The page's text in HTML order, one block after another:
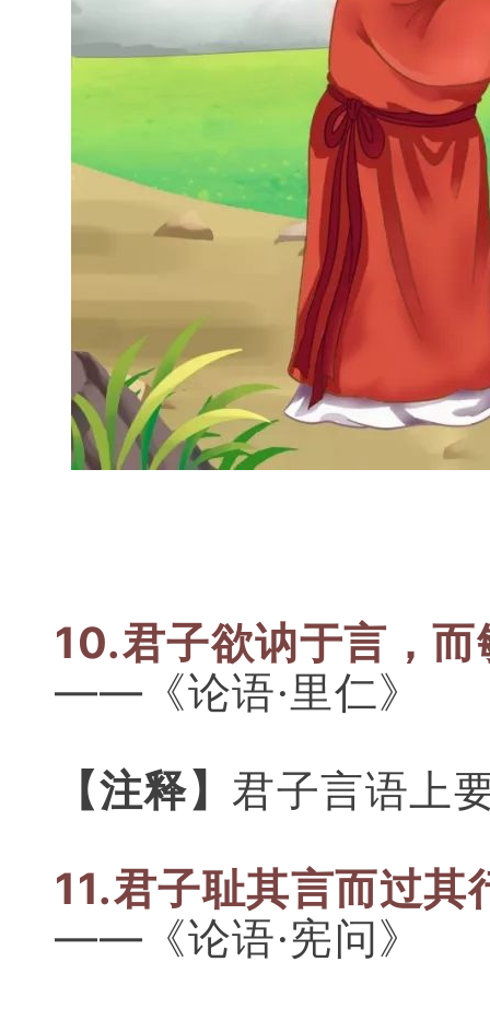
10.君子欲讷于言，而
——《论语·里仁》
【注释】 君子言语上
11.君子耻其言而过其
——《论语·宪问》